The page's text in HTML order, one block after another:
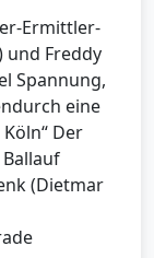
Ermittler-
und Freddy
Spannung,
eine
Der
(Dietmar